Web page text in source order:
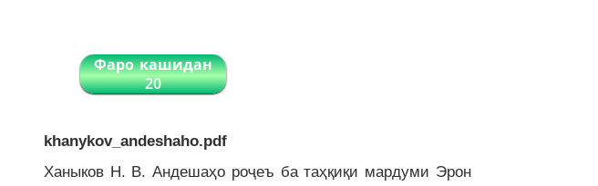
Фаро кашидан
20
khanykov_andeshaho.pdf
Ханыков Н. В. Андешаҳо роҷеъ ба таҳқиқи мардуми Эрон